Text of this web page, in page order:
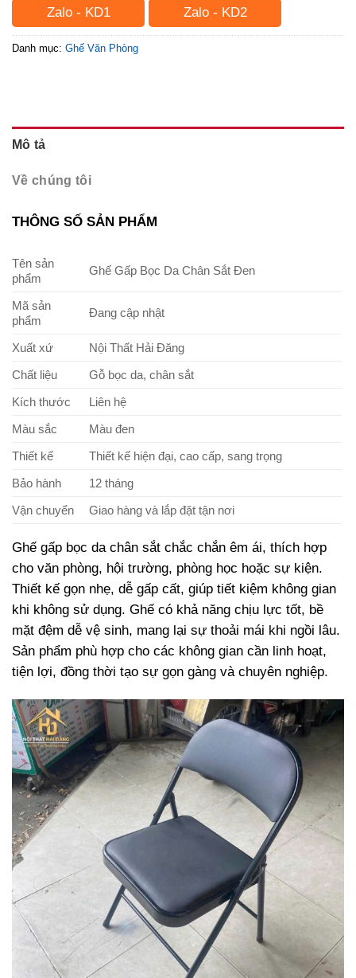
Zalo - KD1 Zalo - KD2
Danh mục: Ghế Văn Phòng
Mô tả
Về chúng tôi
THÔNG SỐ SẢN PHẨM
Tên sản
phẩm
Ghế Gấp Bọc Da Chân Sắt Đen
Mã sản
phẩm
Đang cập nhật
Xuất xứ
Nội Thất Hải Đăng
Chất liệu
Gỗ bọc da, chân sắt
Kích thước
Liên hệ
Màu sắc
Màu đen
Thiết kế
Thiết kế hiện đại, cao cấp, sang trọng
Bảo hành
12 tháng
Vận chuyển
Giao hàng và lắp đặt tận nơi
Ghế gấp bọc da chân sắt chắc chắn êm ái, thích hợp
cho văn phòng, hội trường, phòng học hoặc sự kiện.
Thiết kế gọn nhẹ, dễ gấp cất, giúp tiết kiệm không gian
khi không sử dụng. Ghế có khả năng chịu lực tốt, bề
mặt đệm dễ vệ sinh, mang lại sự thoải mái khi ngồi lâu.
Sản phẩm phù hợp cho các không gian cần linh hoạt,
tiện lợi, đồng thời tạo sự gọn gàng và chuyên nghiệp.